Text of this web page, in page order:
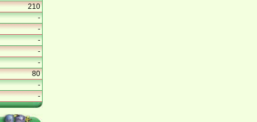
210
-
-
-
-
-
80
-
-